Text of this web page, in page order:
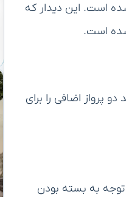
جام جهانی ۲۰۲۶ با تغییراتی مواجه شده است. این دیدار که
پرواز اضافی را برای
به بسته بودن